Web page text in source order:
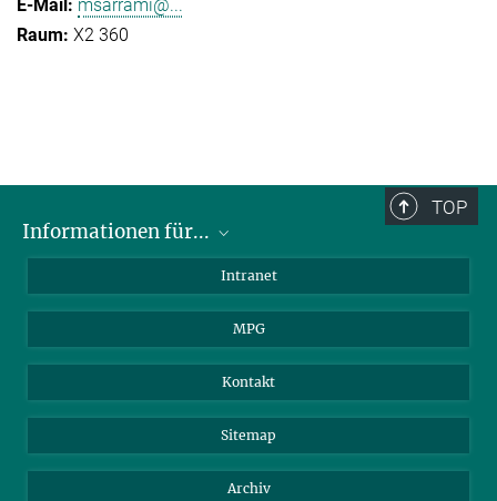
msarrami@...
X2 360
TOP
Informationen für...
Studenten
Journalisten
Intranet
MPG
Kontakt
Sitemap
Archiv